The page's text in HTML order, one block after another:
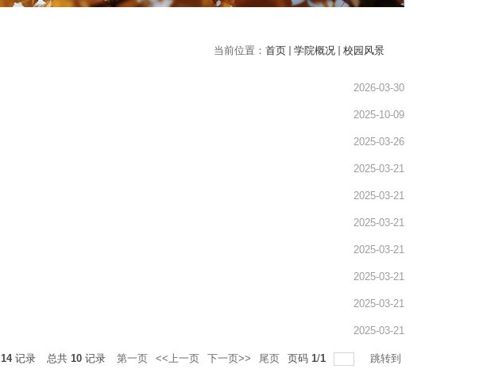
当前位置： 首页 学院概况 校园风景
2026-03-30
2025-10-09
2025-03-26
2025-03-21
2025-03-21
2025-03-21
2025-03-21
2025-03-21
2025-03-21
2025-03-21
14记录 总共 10记录 第一页 <<上一页 下一页>> 尾页 页码 1/1 跳转到